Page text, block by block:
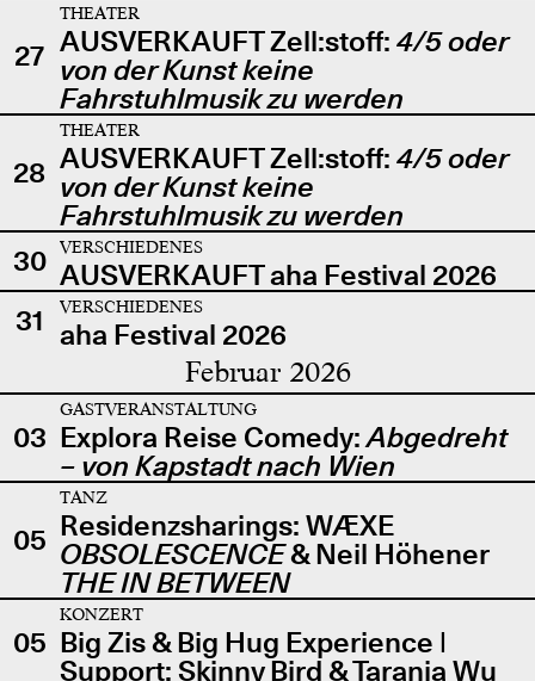
27
THEATER
AUSVERKAUFT Zell:stoff: 4/5 oder
von der Kunst keine
Fahrstuhlmusik zu werden
28
THEATER
AUSVERKAUFT Zell:stoff: 4/5 oder
von der Kunst keine
Fahrstuhlmusik zu werden
30
VERSCHIEDENES
AUSVERKAUFT aha Festival 2026
31
VERSCHIEDENES
aha Festival 2026
Februar 2026
03
GASTVERANSTALTUNG
Explora Reise Comedy:Abgedreht
– von Kapstadt nach Wien
05
TANZ
Residenzsharings: WÆXE
OBSOLESCENCE& Neil Höhener
THE IN BETWEEN
05
KONZERT
Big Zis & Big Hug Experience |
Support: Skinny Bird & Taranja Wu